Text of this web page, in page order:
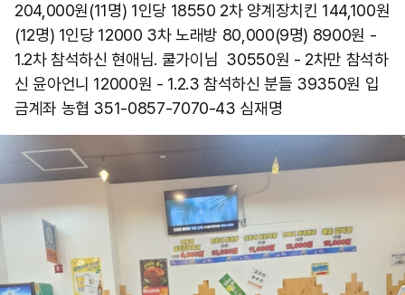
204,000원(11명) 1인당 18550 2차 양계장치킨 144,100원
(12명) 1인당 12000 3차 노래방 80,000(9명) 8900원 -
1.2차 참석하신 현애님. 쿨가이님 30550원 - 2차만 참석하
신 윤아언니 12000원 - 1.2.3 참석하신 분들 39350원 입
금계좌 농협 351-0857-7070-43 심재명